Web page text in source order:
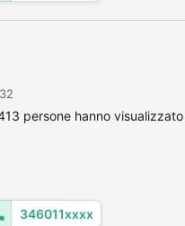
persone hanno visualizzato
346011xxxx